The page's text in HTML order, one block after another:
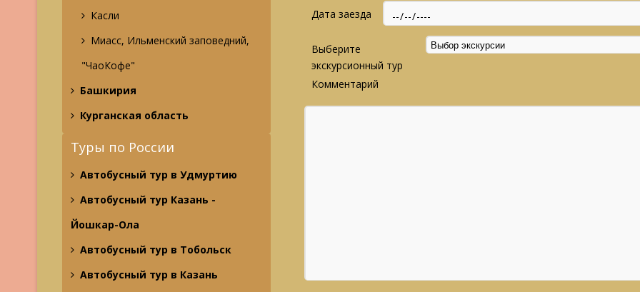
Касли
Миасс, Ильменский заповедний,
"ЧаоКофе"
Башкирия
Курганская область
Туры по России
Автобусный тур в Удмуртию
Автобусный тур Казань -
Йошкар-Ола
Автобусный тур в Тобольск
Автобусный тур в Казань
Дата заезда
Выберите
экскурсионный тур
Комментарий